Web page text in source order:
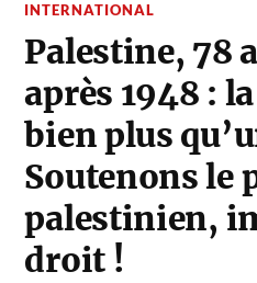
INTERNATIONAL
Palestine, 78
après 1948 :
bien plus
Soutenons le
palestinien,
droit !